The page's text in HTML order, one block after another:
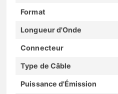
Format
Longueur d'Onde
Connecteur
Type de Câble
Puissance d'Émission